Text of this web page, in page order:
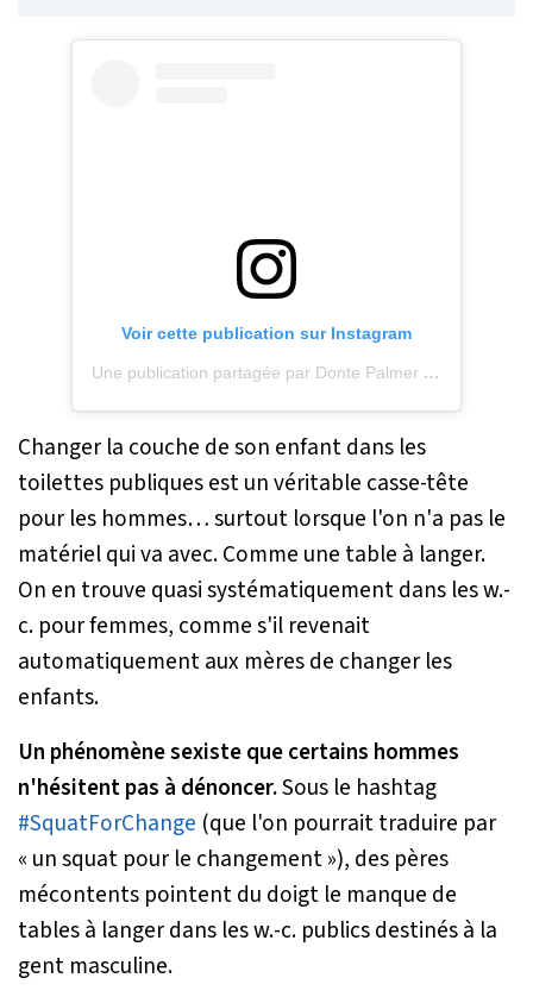
Voir cette publication sur Instagram
Une publication partagée par Donte Palmer (@3boys_1goal)
Changer la couche de son enfant dans les
toilettes publiques est un véritable casse-tête
pour les hommes… surtout lorsque l'on n'a pas le
matériel qui va avec. Comme une table à langer.
On en trouve quasi systématiquement dans les w.-
c. pour femmes, comme s'il revenait
automatiquement aux mères de changer les
enfants.
Un phénomène sexiste que certains hommes
n'hésitent pas à dénoncer.Sous le hashtag
#SquatForChange (que l'on pourrait traduire par
« un squat pour le changement »), des pères
mécontents pointent du doigt le manque de
tables à langer dans les w.-c. publics destinés à la
gent masculine.